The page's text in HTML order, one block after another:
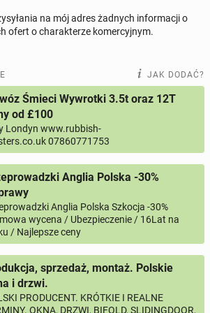
działają różne mechanizmy
sposób
rzeczy
pewnie jakbym przysiadł to
to i owo
metale, lutować kabelki ...
piłą spalinową,
sadzić truskawki, zbierać
obserwować zmiany w
tego ogłoszenia
NR KIERUNKOWY KRAJU NR TELEFONU , np.:
+48 221234567
na mój adres żadnych informacji o
ofert o charakterze komercyjnym.
JAK DODAĆ?
Śmieci Wywrotki 3.5t oraz 12T
od £100
Londyn www.rubbish-
07860771753
Anglia Polska -30%
Anglia Polska Szkocja -30%
wycena / Ubezpieczenie / 16Lat na
/ Najlepsze ceny
sprzedaż, montaż. Polskie
i drzwi.
PRODUCENT. KRÓTKIE I REALNE
OKNA, DRZWI, BIFOLD, SLIDINGDOOR,